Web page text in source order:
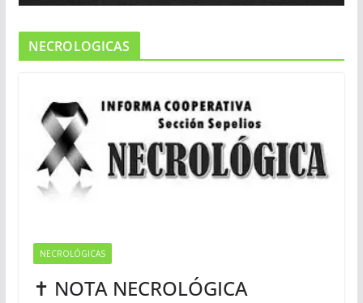
NECROLOGICAS
NECROLÓGICAS
✝ NOTA NECROLÓGICA